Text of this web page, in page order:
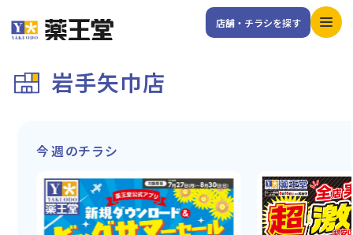
店舗・チラシを探す
岩手矢巾店
今週のチラシ